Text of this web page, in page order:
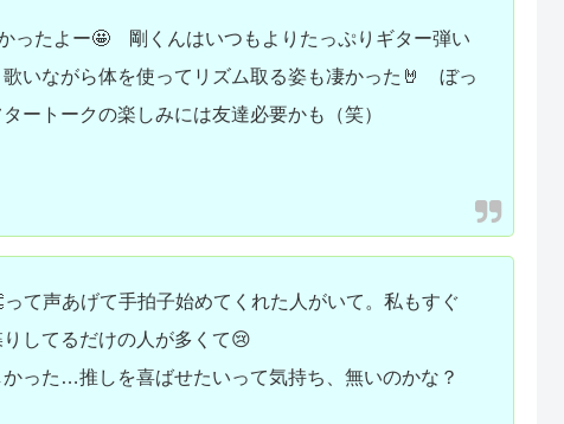
たよー🤩 剛くんはいつもよりたっぷりギター弾い
いながら体を使ってリズム取る姿も凄かった🤘 ぼっ
ートークの楽しみには友達必要かも（笑）
て声あげて手拍子始めてくれた人がいて。私もすぐ
してるだけの人が多くて😢
った…推しを喜ばせたいって気持ち、無いのかな？